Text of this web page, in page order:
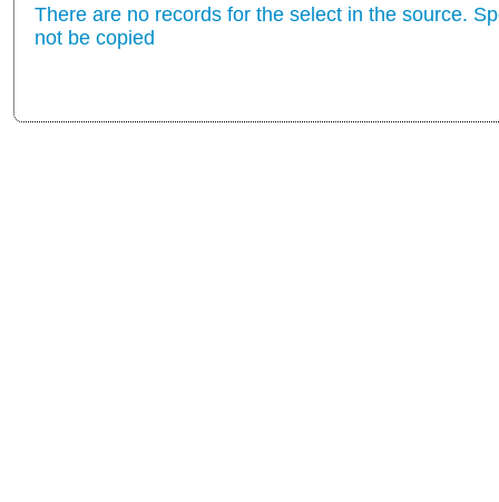
There are no records for the select in the source.
not be copied